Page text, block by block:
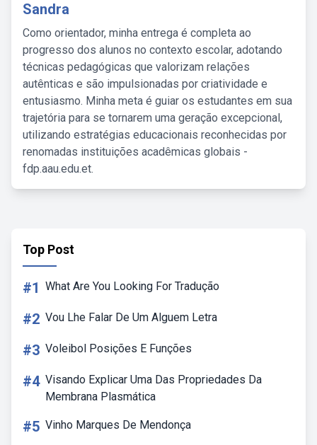
Sandra
Como orientador, minha entrega é completa ao
progresso dos alunos no contexto escolar, adotando
técnicas pedagógicas que valorizam relações
autênticas e são impulsionadas por criatividade e
entusiasmo. Minha meta é guiar os estudantes em sua
trajetória para se tornarem uma geração excepcional,
utilizando estratégias educacionais reconhecidas por
renomadas instituições acadêmicas globais -
fdp.aau.edu.et.
Top Post
#1 What Are You Looking For Tradução
#2 Vou Lhe Falar De Um Alguem Letra
#3 Voleibol Posições E Funções
#4 Visando Explicar Uma Das Propriedades Da
Membrana Plasmática
#5 Vinho Marques De Mendonça